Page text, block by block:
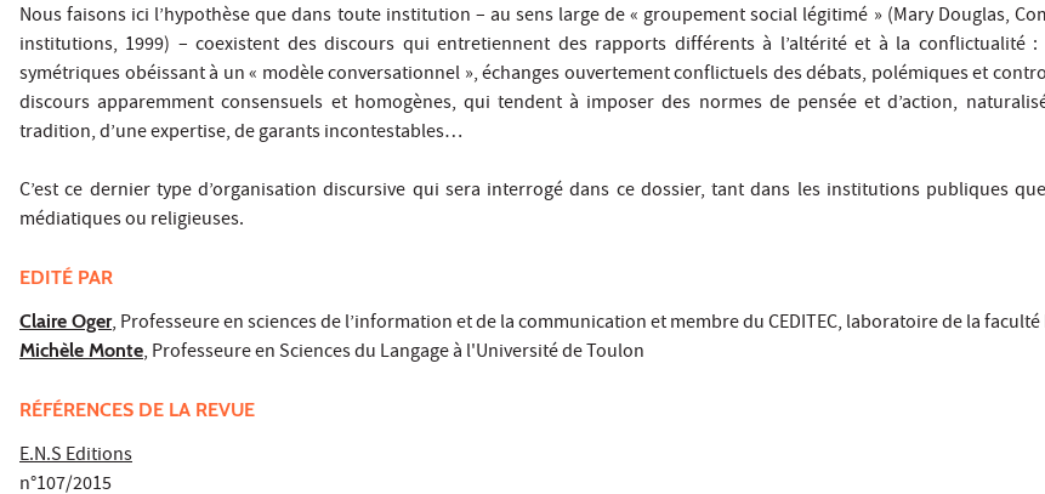
Nous faisons ici l’hypothèse que dans toute institution – au sens large de « groupement social légitimé » (Mary Douglas,
institutions, 1999) – coexistent des discours qui entretiennent des rapports différents à l’altérité et à la conflictualité :
symétriques obéissant à un « modèle conversationnel », échanges ouvertement conflictuels des débats, polémiques et
discours apparemment consensuels et homogènes, qui tendent à imposer des normes de pensée et d’action,
tradition, d’une expertise, de garants incontestables…
C’est ce dernier type d’organisation discursive qui sera interrogé dans ce dossier, tant dans les institutions publiques
médiatiques ou religieuses.
EDITÉ PAR
Claire Oger, Professeure en sciences de l’information et de la communication et membre du CEDITEC, laboratoire de la faculté
Michèle Monte, Professeure en Sciences du Langage à l'Université de Toulon
RÉFÉRENCES DE LA REVUE
E.N.S Editions
n°107/2015